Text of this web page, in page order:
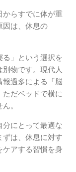
からすでに体が重
因は、休息の
る」という選択を
物です。現代人
過多による「脳
だベッドで横に
。
にとって最適な
ずは、休息に対す
ケアする習慣を身